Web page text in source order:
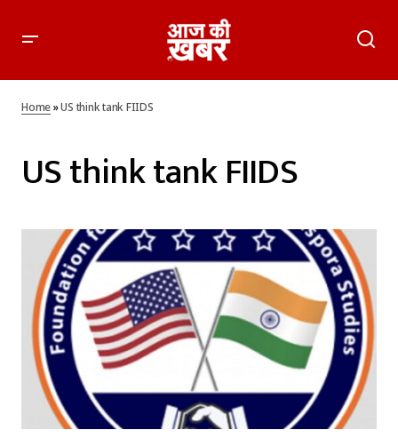
Home»US think tank FIIDS
US think tank FIIDS